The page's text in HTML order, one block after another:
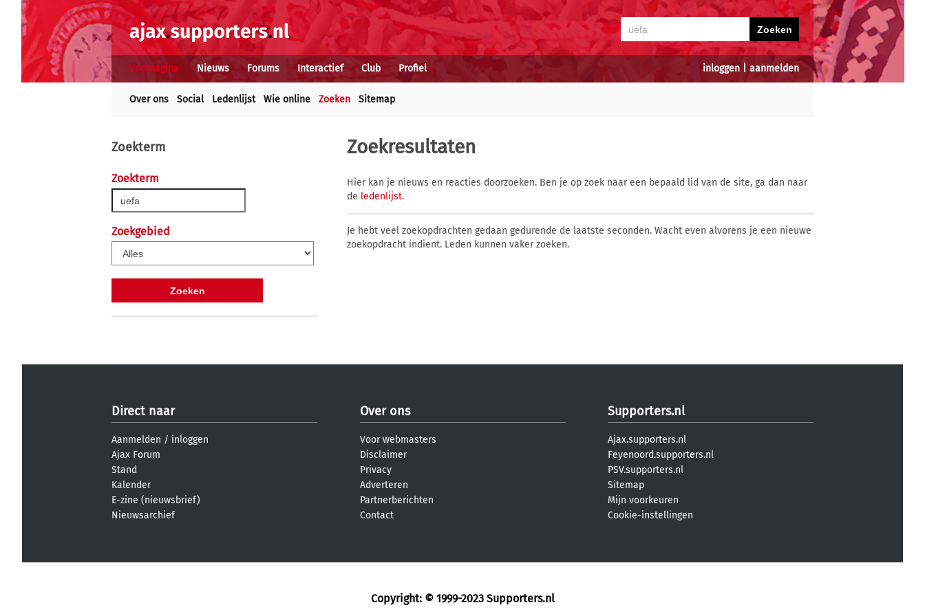
inloggen aanmelden
Voorpagina Nieuws Forums Interactief Club Profiel
Over ons Social Ledenlijst Wie online Zoeken Sitemap
Zoekterm
Zoekterm
Zoekgebied
Zoekresultaten
Hier kan je nieuws en reacties doorzoeken. Ben je op zoek naar een bepaald lid van de site, ga dan naar
de ledenlijst.
Je hebt veel zoekopdrachten gedaan gedurende de laatste seconden. Wacht even alvorens je een nieuwe
zoekopdracht indient. Leden kunnen vaker zoeken.
Direct naar
Aanmelden / inloggen
Ajax Forum
Stand
Kalender
E-zine (nieuwsbrief)
Nieuwsarchief
Over ons
Voor webmasters
Disclaimer
Privacy
Adverteren
Partnerberichten
Contact
Supporters.nl
Ajax.supporters.nl
Feyenoord.supporters.nl
PSV.supporters.nl
Sitemap
Mijn voorkeuren
Cookie-instellingen
Copyright: © 1999-2023 Supporters.nl